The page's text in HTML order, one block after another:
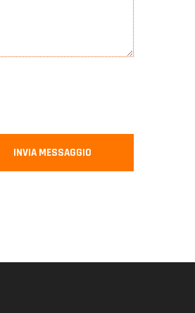
INVIA MESSAGGIO